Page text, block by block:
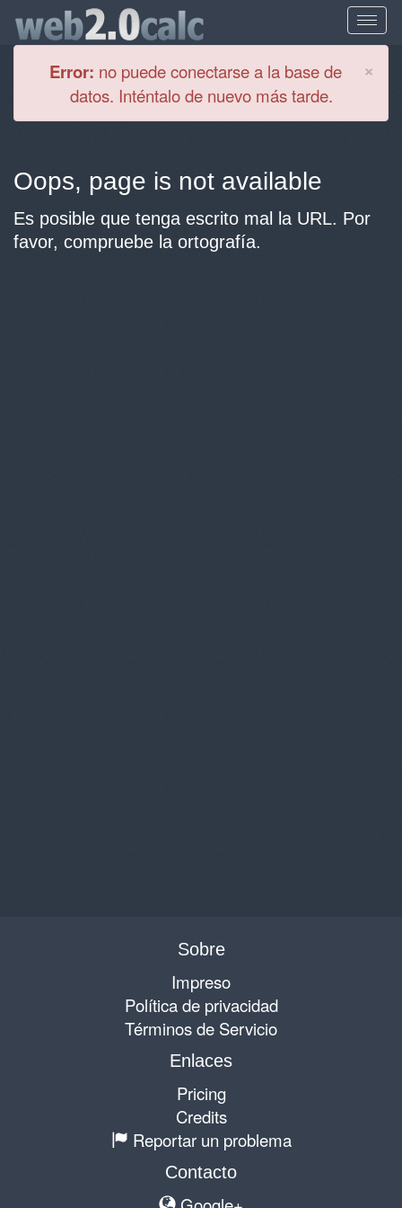
×
Error: no puede conectarse a la base de
datos. Inténtalo de nuevo más tarde.
Oops, page is not available
Es posible que tenga escrito mal la URL. Por
favor, compruebe la ortografía.
Sobre
Impreso
Política de privacidad
Términos de Servicio
Enlaces
Pricing
Credits
Reportar un problema
Contacto